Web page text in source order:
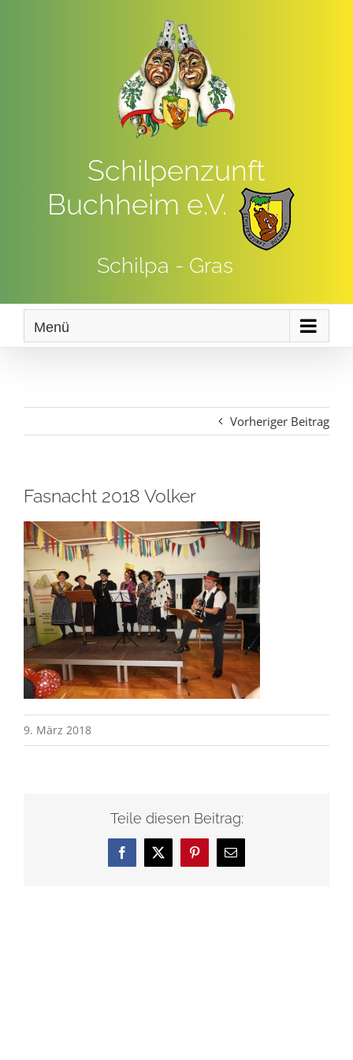
Schilpenzunft
Buchheim e.V.
Schilpa - Gras
Menü
Vorheriger Beitrag
Fasnacht 2018 Volker
9. März 2018
Teile diesen Beitrag:
Facebook
X Pinterest
E-
Mail